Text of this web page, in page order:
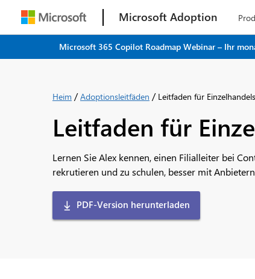
Microsoft Adoption
Microsoft 365 Copilot Roadmap Webinar – Ihr
Heim /Adoptionsleitfäden / Leitfaden für
Leitfaden für
Lernen Sie Alex kennen, einen Filialleiter bei
rekrutieren und zu schulen, besser mit
PDF-Version herunterladen